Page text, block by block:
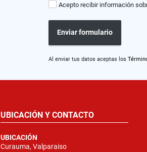
Acepto recibir información
Enviar formulario
Al enviar tus datos aceptas los
UBICACIÓN Y CONTACTO
UBICACIÓN
Curauma, Valparaiso